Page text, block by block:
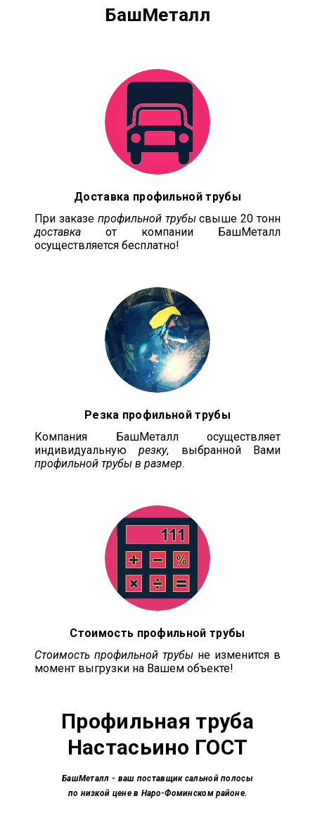
БашМеталл
Доставка профильной трубы
При заказе профильной трубысвыше 20 тонн
доставка от компании БашМеталл
осуществляется бесплатно!
Резка профильной трубы
Компания БашМеталл осуществляет
индивидуальнуюрезку, выбранной Вами
профильной трубы в размер.
Стоимость профильной трубы
Стоимость профильной трубы не изменится в
момент выгрузки на Вашем объекте!
Профильная труба
Настасьино ГОСТ
БашМеталл - ваш поставщик сальной полосы
по низкой цене в Наро-Фоминском районе.